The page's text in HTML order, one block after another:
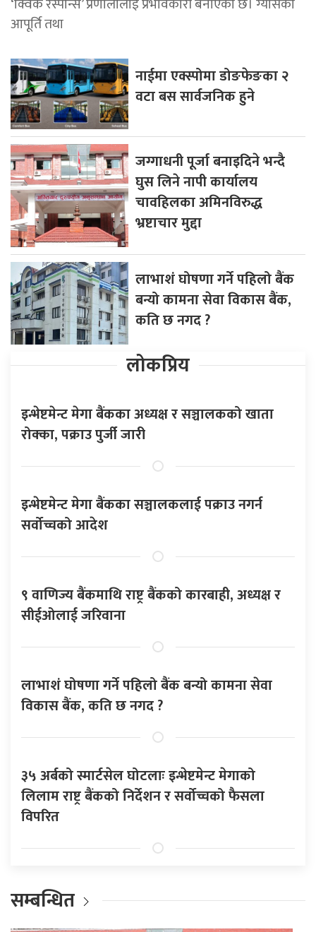
आपूर्ति तथा
नाईमा एक्स्पोमा डोङफेङका २
वटा बस सार्वजनिक हुने
जग्गाधनी पूर्जा बनाइदिने भन्दै
घुस लिने नापी कार्यालय
चावहिलका अमिनविरुद्ध
भ्रष्टाचार मुद्दा
लाभाशं घोषणा गर्ने पहिलो बैंक
बन्यो कामना सेवा विकास बैंक,
कति छ नगद ?
लोकप्रिय
इन्भेष्टमेन्ट मेगा बैंकका अध्यक्ष र सञ्चालकको खाता
रोक्का, पक्राउ पुर्जी जारी
इन्भेष्टमेन्ट मेगा बैंकका सञ्चालकलाई पक्राउ नगर्न
सर्वोच्चको आदेश
९ वाणिज्य बैंकमाथि राष्ट्र बैंकको कारबाही, अध्यक्ष र
सीईओलाई जरिवाना
लाभाशं घोषणा गर्ने पहिलो बैंक बन्यो कामना सेवा
विकास बैंक, कति छ नगद ?
३५ अर्बको स्मार्टसेल घोटलाः इन्भेष्टमेन्ट मेगाको
लिलाम राष्ट्र बैंकको निर्देशन र सर्वोच्चको फैसला
विपरित
सम्बन्धित